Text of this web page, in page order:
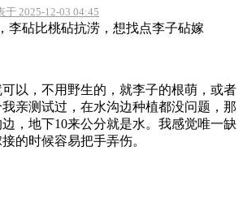
于 2025-12-03 04:45
李砧比桃砧抗涝，想找点李子砧嫁
以，不用野生的，就李子的根萌，或者
亲测试过，在水沟边种植都没问题，那
，地下10来公分就是水。我感觉唯一缺
的时候容易把手弄伤。